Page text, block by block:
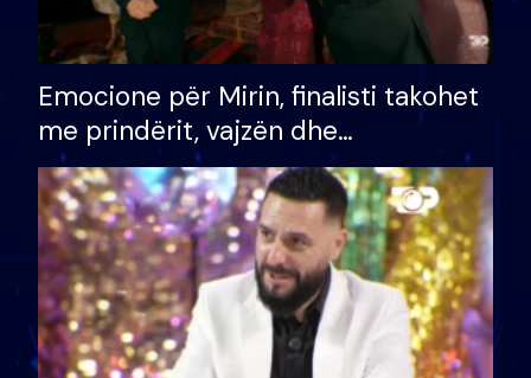
Emocione për Mirin, finalisti takohet
me prindërit, vajzën dhe
bashkëshorten: S’kemi ndonjë letër
divorci apo jo?